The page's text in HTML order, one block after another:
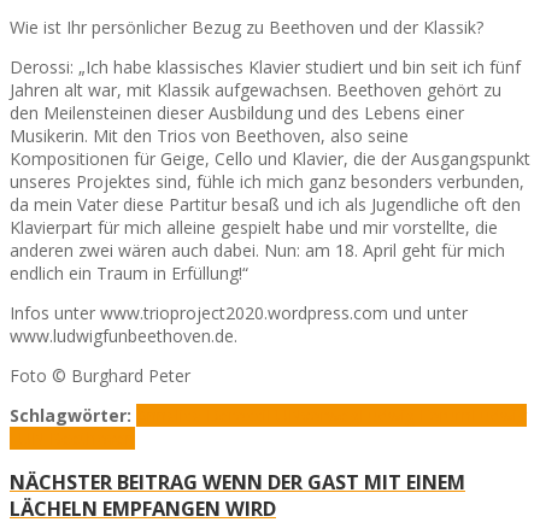
Wie ist Ihr persönlicher Bezug zu Beethoven und der Klassik?
Derossi: „Ich habe klassisches Klavier studiert und bin seit ich fünf
Jahren alt war, mit Klassik aufgewachsen. Beethoven gehört zu
den Meilensteinen dieser Ausbildung und des Lebens einer
Musikerin. Mit den Trios von Beethoven, also seine
Kompositionen für Geige, Cello und Klavier, die der Ausgangspunkt
unseres Projektes sind, fühle ich mich ganz besonders verbunden,
da mein Vater diese Partitur besaß und ich als Jugendliche oft den
Klavierpart für mich alleine gespielt habe und mir vorstellte, die
anderen zwei wären auch dabei. Nun: am 18. April geht für mich
endlich ein Traum in Erfüllung!“
Infos unter www.trioproject2020.wordpress.com und unter
www.ludwigfunbeethoven.de.
Foto © Burghard Peter
Schlagwörter:
NÄCHSTER BEITRAG WENN DER GAST MIT EINEM
LÄCHELN EMPFANGEN WIRD